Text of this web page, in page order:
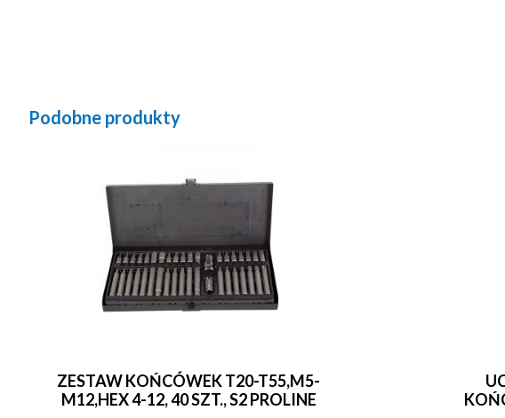
Podobne produkty
ZESTAW KOŃCÓWEK T20-T55,M5-
M12,HEX 4-12, 40 SZT., S2 PROLINE
UCHWYT MAGNETYCZNY DO